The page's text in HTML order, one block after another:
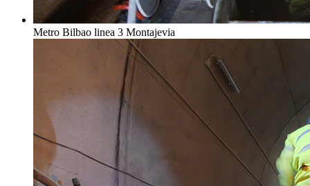
Metro Bilbao linea 3 Montajevia